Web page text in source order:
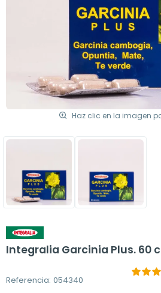
Haz clic en la imagen
Integralia Garcinia Plus. 60
Referencia: 054340